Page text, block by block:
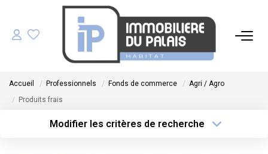
ACHETER
GÉRER
Accueil Professionnels Fonds de commerce
Agri / Agro
Produits frais
Modifier les critères de recherche